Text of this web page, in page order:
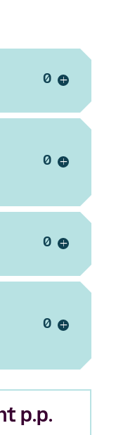
+Voeg
+Voeg
+Voeg
+Voeg
p.p.